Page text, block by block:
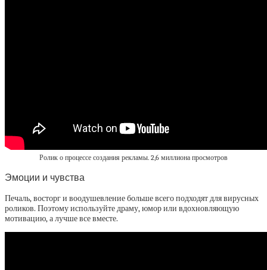
Ролик о процессе создания рекламы. 2,6 миллиона просмотров
Эмоции и чувства
Печаль, восторг и воодушевление больше всего подходят для вирусных
роликов. Поэтому используйте драму, юмор или вдохновляющую
мотивацию, а лучше все вместе.